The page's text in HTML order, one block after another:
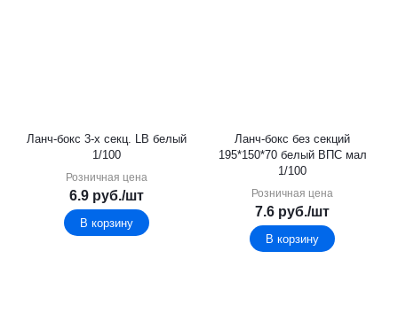
Ланч-бокс 3-х секц. LB белый
1/100
Розничная цена
6.9 руб./шт
В корзину
Ланч-бокс без секций
195*150*70 белый ВПС мал
1/100
Розничная цена
7.6 руб./шт
В корзину